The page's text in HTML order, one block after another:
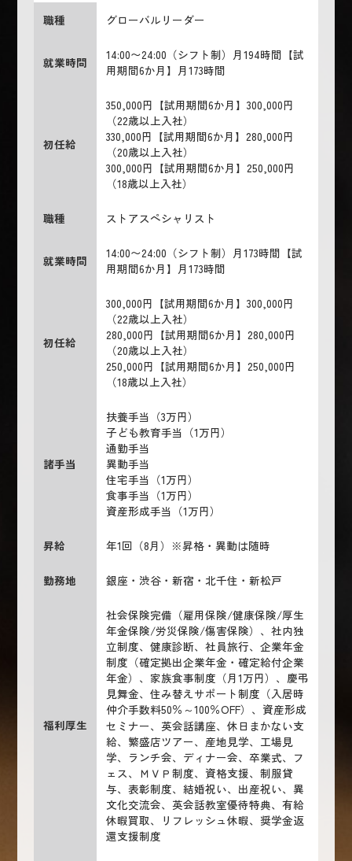
職種 グローバルリーダー
就業時間
14:00〜24:00（シフト制）月194時間【試
用期間6か月】月173時間
初任給
350,000円【試用期間6か月】300,000円
（22歳以上入社）
330,000円【試用期間6か月】280,000円
（20歳以上入社）
300,000円【試用期間6か月】250,000円
（18歳以上入社）
職種 ストアスペシャリスト
就業時間
14:00〜24:00（シフト制）月173時間【試
用期間6か月】月173時間
初任給
300,000円【試用期間6か月】300,000円
（22歳以上入社）
280,000円【試用期間6か月】280,000円
（20歳以上入社）
250,000円【試用期間6か月】250,000円
（18歳以上入社）
諸手当
扶養手当（3万円）
子ども教育手当（1万円）
通勤手当
異動手当
住宅手当（1万円）
食事手当（1万円）
資産形成手当（1万円）
昇給 年1回（8月）※昇格・異動は随時
勤務地 銀座・渋谷・新宿・北千住・新松戸
福利厚生
社会保険完備（雇用保険/健康保険/厚生
年金保険/労災保険/傷害保険）、社内独
立制度、健康診断、社員旅行、企業年金
制度（確定拠出企業年金・確定給付企業
年金）、家族食事制度（月1万円）、慶弔
見舞金、住み替えサポート制度（入居時
仲介手数料50％～100％OFF）、資産形成
セミナー、英会話講座、休日まかない支
給、繁盛店ツアー、産地見学、工場見
学、ランチ会、ディナー会、卒業式、フ
ェス、ＭＶＰ制度、資格支援、制服貸
与、表彰制度、結婚祝い、出産祝い、異
文化交流会、英会話教室優待特典、有給
休暇買取、リフレッシュ休暇、奨学金返
還支援制度